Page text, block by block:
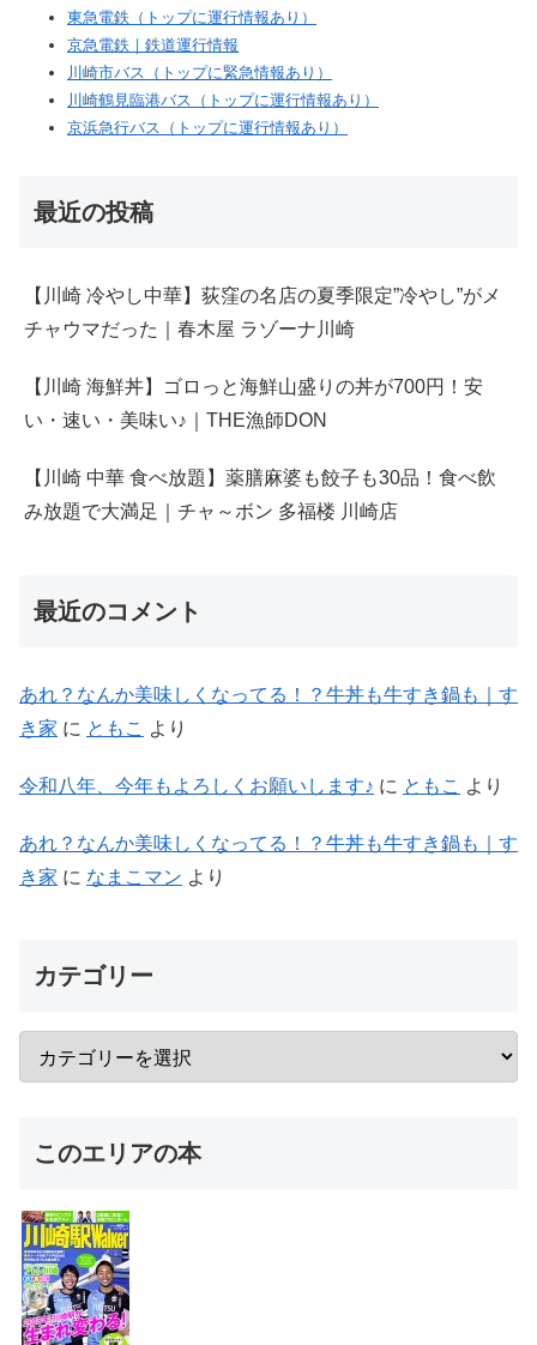
東急電鉄（トップに運行情報あり）
京急電鉄｜鉄道運行情報
川崎市バス（トップに緊急情報あり）
川崎鶴見臨港バス（トップに運行情報あり）
京浜急行バス（トップに運行情報あり）
最近の投稿
【川崎 冷やし中華】荻窪の名店の夏季限定”冷やし”がメ
チャウマだった｜春木屋 ラゾーナ川崎
【川崎 海鮮丼】ゴロっと海鮮山盛りの丼が700円！安
い・速い・美味い♪｜THE漁師DON
【川崎 中華 食べ放題】薬膳麻婆も餃子も30品！食べ飲
み放題で大満足｜チャ～ボン 多福楼 川崎店
最近のコメント
あれ？なんか美味しくなってる！？牛丼も牛すき鍋も｜す
き家 に ともこ より
令和八年、今年もよろしくお願いします♪ に ともこ より
あれ？なんか美味しくなってる！？牛丼も牛すき鍋も｜す
き家 に なまこマン より
カテゴリー
このエリアの本